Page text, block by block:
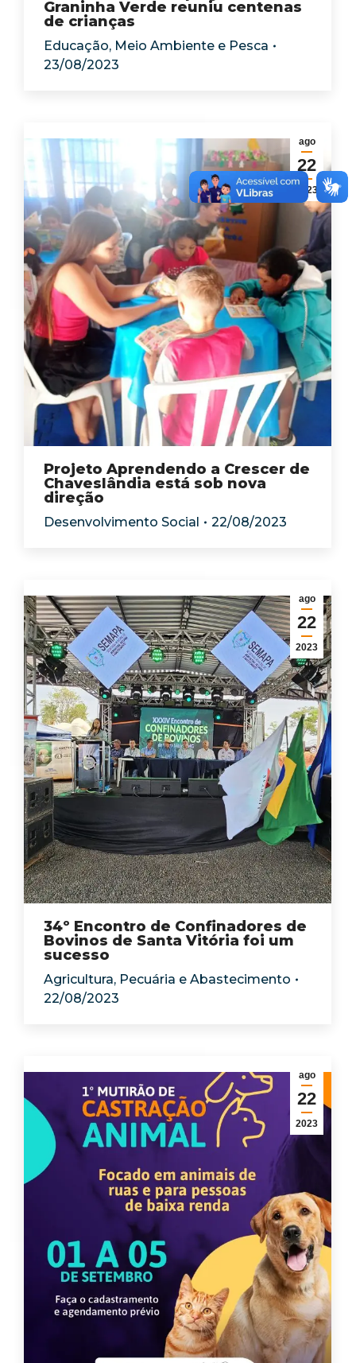
Graninha Verde reuniu centenas
de crianças
Educação, Meio Ambiente e Pesca
23/08/2023
ago
22
2023
Projeto Aprendendo a Crescer de
Chaveslândia está sob nova
direção
Desenvolvimento Social 22/08/2023
ago
22
2023
34º Encontro de Confinadores de
Bovinos de Santa Vitória foi um
sucesso
Agricultura, Pecuária e Abastecimento
22/08/2023
ago
22
2023